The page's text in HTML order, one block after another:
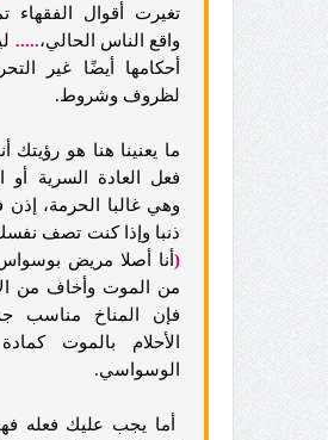
تغيرت أقوال الفقهاء
واقع الناس الحالي،.....
أحكامها أيضًا غير
لظروف وشروط.
ما يعنينا هنا هو رؤيتك
فعل العادة السرية أو
وهي غالبا الحرمة، إذن
ذنبا وإذا كنت تصف
( أنا أصلا مريض
من الموت وأخاف من
فإن المناخ مناسب
الأحلام بالموت
الوسواسي.
أما يجب عليك فعله